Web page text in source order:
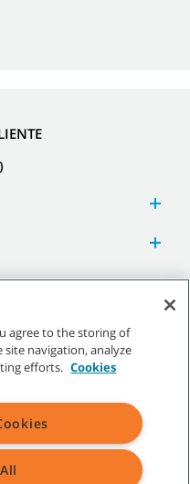
reservados.
|Términos de uso
venta
agree to the storing of
navigation, analyze
efforts. Cookies